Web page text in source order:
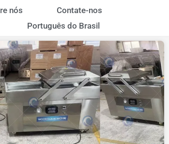
nós
Contate-nos
Português do Brasil